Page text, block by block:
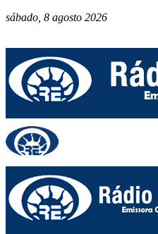
sábado, 8 agosto 2026